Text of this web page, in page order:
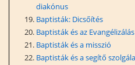
diakónus
Baptisták: Dicsőítés
Baptisták és az Evangélizálás
Baptisták és a misszió
Baptisták és a segítő